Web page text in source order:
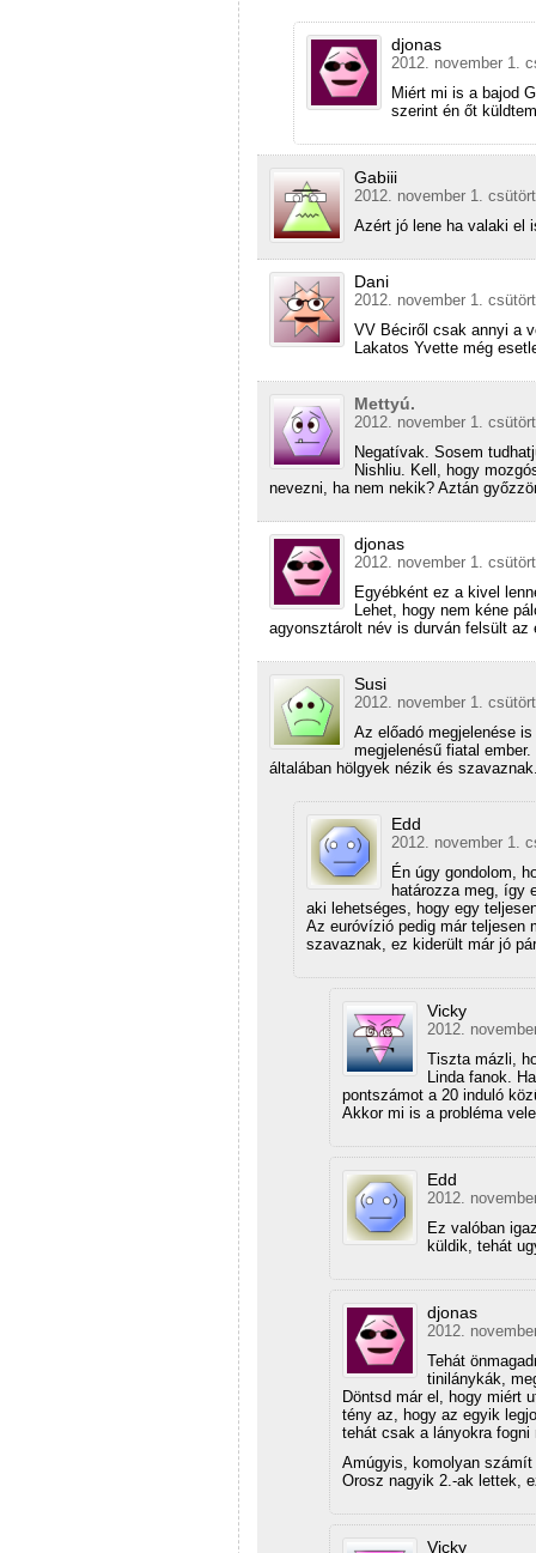
djonas
2012. november 1.
Miért mi is a bajod
szerint én őt
Gabiii
2012. november 1.
Azért jó lene ha valaki el
Dani
2012. november 1.
VV Béciről csak annyi a
Lakatos Yvette még
Mettyú.
2012. november 1.
Negatívak. Sosem
Nishliu. Kell, hogy
nevezni, ha nem nekik? Aztán
djonas
2012. november 1.
Egyébként ez a kivel
Lehet, hogy nem kéne
agyonsztárolt név is durván felsült az
Susi
2012. november 1.
Az előadó megjelenése
megjelenésű fiatal
általában hölgyek nézik és
Edd
2012. november 1.
Én úgy gondolom,
határozza meg, így
aki lehetséges, hogy egy
Az euróvízió pedig már teljesen
szavaznak, ez kiderült már jó
Vicky
2012.
Tiszta mázli,
Linda fanok.
pontszámot a 20 induló
Akkor mi is a probléma
Edd
2012.
Ez valóban
küldik, tehát
djonas
2012.
Tehát
tinilánykák,
Döntsd már el, hogy miért
tény az, hogy az egyik
tehát csak a lányokra fogni
Amúgyis, komolyan
Orosz nagyik 2.-ak lettek,
Vicky